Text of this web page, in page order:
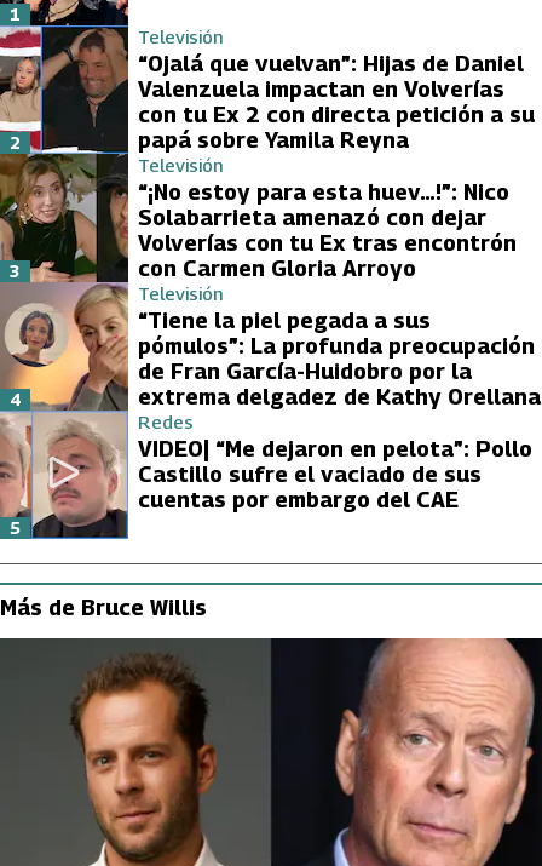
1
Televisión
“Ojalá que vuelvan”: Hijas de Daniel
Valenzuela impactan en Volverías
con tu Ex 2 con directa petición a su
papá sobre Yamila Reyna
2
Televisión
“¡No estoy para esta huev…!”: Nico
Solabarrieta amenazó con dejar
Volverías con tu Ex tras encontrón
con Carmen Gloria Arroyo
3
Televisión
“Tiene la piel pegada a sus
pómulos”: La profunda preocupación
de Fran García-Huidobro por la
extrema delgadez de Kathy Orellana
4
Redes
VIDEO| “Me dejaron en pelota”: Pollo
Castillo sufre el vaciado de sus
cuentas por embargo del CAE
5
Más de Bruce Willis